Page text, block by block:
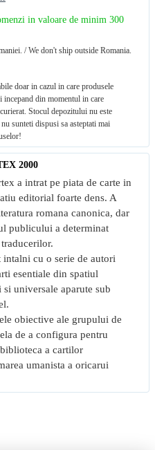
in valoare de minim 300
/ We don't ship outside Romania.
doar in cazul in care produsele
incepand din momentul in care
Stocul depozitului nu este
sunteti dispusi sa asteptati mai
2000
a intrat pe piata de carte in
editorial foarte dens. A
romana canonica, dar
publicului a determinat
cu o serie de autori
esentiale din spatiul
universale aparute sub
obiective ale grupului de
de a configura pentru
a cartilor
umanista a oricarui